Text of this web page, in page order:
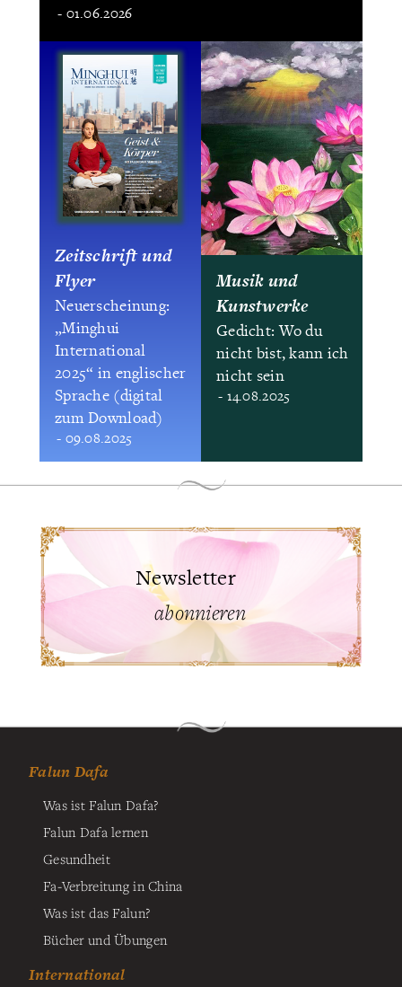
- 01.06.2026
Zeitschrift und
Flyer
Neuerscheinung:
„Minghui
International
2025“ in englischer
Sprache (digital
zum Download)
- 09.08.2025
Musik und
Kunstwerke
Gedicht: Wo du
nicht bist, kann ich
nicht sein
- 14.08.2025
abonnieren
Newsletter
Falun Dafa
Was ist Falun Dafa?
Falun Dafa lernen
Gesundheit
Fa-Verbreitung in China
Was ist das Falun?
Bücher und Übungen
International